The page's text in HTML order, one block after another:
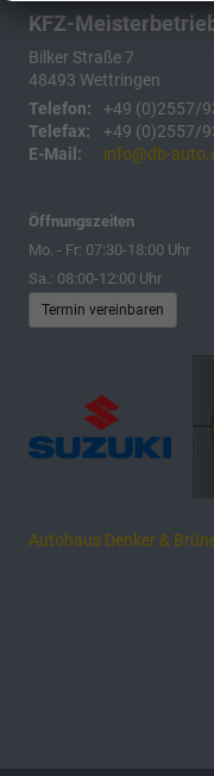
KFZ-
Bilker Straße 7
48493 Wettringen
Telefon:
+49 (0)2557/
Telefax:
+49 (0)2557/
E-Mail:
info@db-
Öffnungszeiten
Mo. - Fr: 07:30-18:00 Uhr
Sa.: 08:00-12:00 Uhr
Termin vereinbaren
Autohaus Denker &